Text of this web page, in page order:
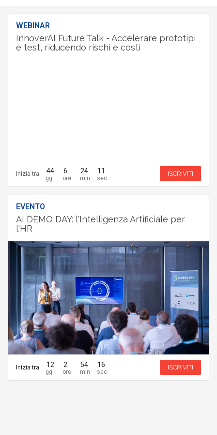
WEBINAR
InnoverAI Future Talk - Accelerare prototipi
e test, riducendo rischi e costi
Inizia tra 44 6 24 10 ISCRIVITI
EVENTO
AI DEMO DAY: l'Intelligenza Artificiale per
l'HR
Inizia tra 12 2 54 16 ISCRIVITI